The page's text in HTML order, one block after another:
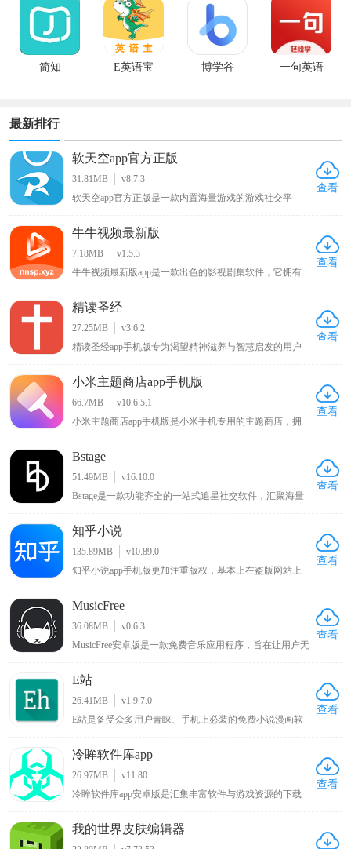
简知 E英语宝 博学谷 一句英语
最新排行
软天空app官方正版
31.81MB
v8.7.3
软天空app官方正版是一款内置海量游戏的游戏社交平
游戏日常动态展示游戏生活，通过分享帖子寻找志同道合
的朋友交流，此外游戏玩家还能在上面找到大神编写的各
种游戏攻略以学习更多游戏技巧，欢迎感兴趣的朋友下载
玩耍！
查看
牛牛视频最新版
7.18MB
v1.5.3
牛牛视频最新版app是一款出色的影视剧集软件，它拥有
随心播放这些影视内容，让用户畅享沉浸式的大片观看体
验，满足不同用户多样化的影视观看需求。
查看
精读圣经
27.25MB
v3.6.2
精读圣经app手机版专为渴望精神滋养与智慧启发的用户
读者能深刻领悟上帝教诲，挖掘圣经中的智慧与真理。全
新有声阅读功能，使上帝慈爱之言如在耳畔，给予用户沉
浸式聆听体验，让心灵于阅读和聆听中收获宁静与升华。
查看
小米主题商店app手机版
66.7MB
v10.6.5.1
小米主题商店app手机版是小米手机专用的主题商店，拥
同，同时该APP对安卓原生系统进行优化改良，可使手机
运行更流畅、操作更快捷，在KK下载站可下载体验这一
能为小米手机带来独特体验与性能优化的主题商店APP 。
查看
Bstage
51.49MB
v16.10.0
Bstage是一款功能齐全的一站式追星社交软件，汇聚海量
解，同时提供星粉互动、粉丝社交、音源试听、周边选
购、线下活动报名等全套追星服务。界面简洁清爽、分类
清晰，操作简单易上手，全方位满足用户日常追星、互动
交友、资源收藏的多样化需求。
查看
知乎小说
135.89MB
v10.89.0
知乎小说app手机版更加注重版权，基本上在盗版网站上
多优质的写手入驻，而且阅读界面简洁清爽，没有任何广
告打扰，让用户的阅读体验得到满足，对此感兴趣的小伙
伴可以来下载体验。
查看
MusicFree
36.08MB
v0.6.3
MusicFree安卓版是一款免费音乐应用程序，旨在让用户无
行、摇滚、古典、电子、民间等各种流派的音乐，同时拥
有简约美观的界面设计，简单易用的操作方式，用户只需
要在搜索栏中输入相关的歌曲名字、专辑名或艺术家名即
可轻松地找到他们想要听的歌曲。
查看
E站
26.41MB
v1.9.7.0
E站是备受众多用户青睐、手机上必装的免费小说漫画软
该新版本软件将各种功能免费提供给用户，为漫画爱好者
带来丰富多样且免费便捷的阅读体验 。
查看
冷眸软件库app
26.97MB
v11.80
冷眸软件库app安卓版是汇集丰富软件与游戏资源的下载
分品类，满足工作学习多样需求，热门游戏板块有单机手
游、网络游戏、模拟器游戏等适合不同玩家，生活休闲类
查看
我的世界皮肤编辑器